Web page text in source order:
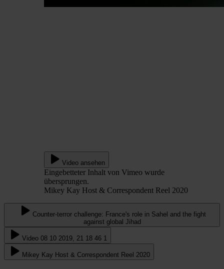
Video ansehen
Eingebetteter Inhalt von Vimeo wurde
übersprungen.
Mikey Kay Host & Correspondent Reel 2020
Counter-terror challenge: France's role in Sahel and the fight
against global Jihad
Video 08 10 2019, 21 18 46 1
Mikey Kay Host & Correspondent Reel 2020